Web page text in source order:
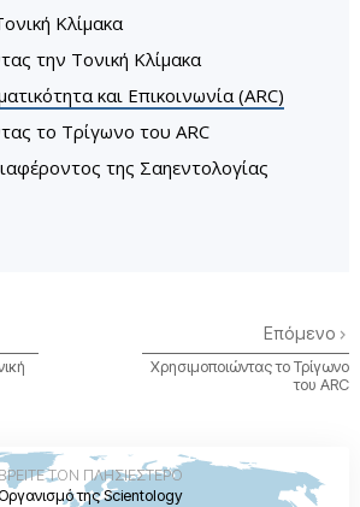
Κλίμακα
την Τονική Κλίμακα
και Επικοινωνία (ARC)
το Τρίγωνο του ARC
της Σαηεντολογίας
Επόμενο
Χρησιμοποιώντας το Τρίγωνο
του ARC
ΒΡΕΙΤΕ ΤΟΝ ΠΛΗΣΙΕΣΤΕΡΟ
της Scientology